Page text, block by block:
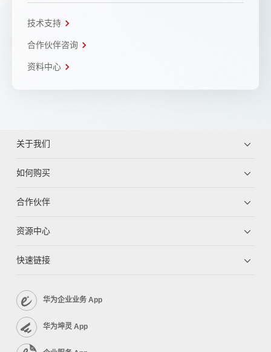
技术支持
合作伙伴咨询
资料中心
关于我们
如何购买
合作伙伴
资源中心
快速链接
华为企业业务 App
华为坤灵 App